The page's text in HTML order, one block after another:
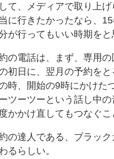
て、メディアで取り上
に行きたかったなら、
が行ってもいい時期を
の電話は、まず、専用の
初日に、翌月の予約をと
時、開始の9時にかけた
ツーツーという話し中の
かかけ直してもつなぐこ
の達人である、ブラッ
るらしい。